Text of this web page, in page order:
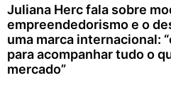
Juliana Herc fala sobre
empreendedorismo e o
uma marca internacional:
para acompanhar tudo o
mercado”